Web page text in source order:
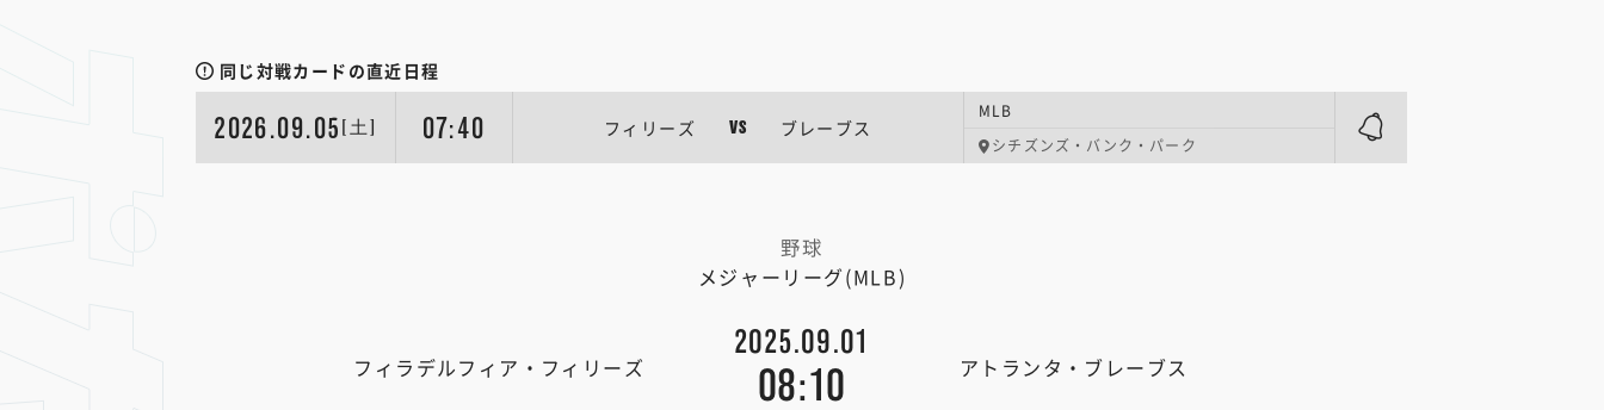
同じ対戦カードの直近日程
2026.09.05 [土] 07:40 フィリーズ VS ブレーブス
MLB
シチズンズ・バンク・パーク
野球
メジャーリーグ(MLB)
フィラデルフィア・フィリーズ
2025.09.01
08:10 アトランタ・ブレーブス